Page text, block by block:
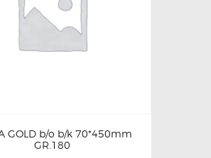
GOLD b/o b/k 70*450mm
GR.180